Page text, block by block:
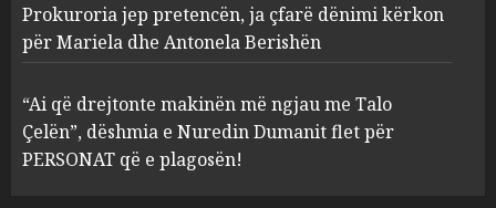
4
Prokuroria jep pretencën, ja
çfarë dënimi kërkon për
Berishën
MARCH 25, 2025
Prokuroria jep pretencën, ja çfarë dënimi kërkon
për Mariela dhe Antonela Berishën
“Ai që drejtonte makinën më ngjau me Talo
Çelën”, dëshmia e Nuredin Dumanit flet për
PERSONAT që e plagosën!